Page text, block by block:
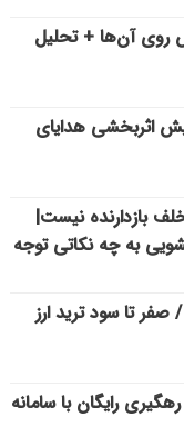
آن‌ها + تحلیل
اثربخشی هدایای
بازدارنده نیست|
به چه نکاتی توجه
تا سود ترید ارز
رایگان با سامانه